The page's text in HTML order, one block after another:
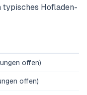
typisches Hofladen-
offen)
offen)